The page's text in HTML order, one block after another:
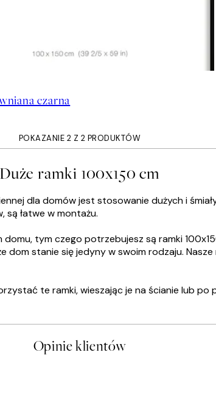
czarna
POKAZANIE 2 Z 2 PRODUKTÓW
Duże ramki 100x150 cm
dla domów jest stosowanie dużych i
są łatwe w montażu.
tym czego potrzebujesz są ramki
stanie się jedyny w swoim rodzaju.
te ramki, wieszając je na ścianie lub
Opinie klientów